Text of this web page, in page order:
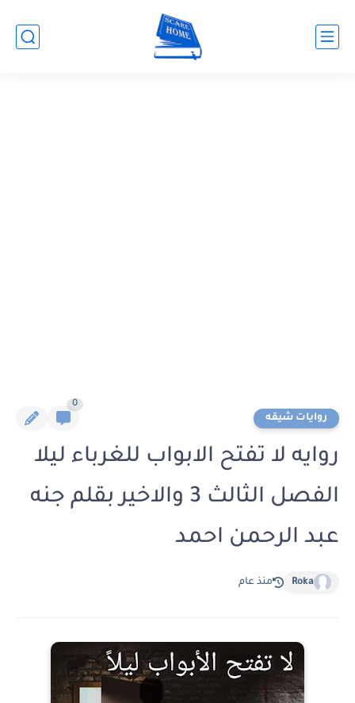
روايات شيقه
0
روايه لا تفتح الابواب للغرباء ليلا
الفصل الثالث 3 والاخير بقلم جنه
عبد الرحمن احمد
Roka منذ عام